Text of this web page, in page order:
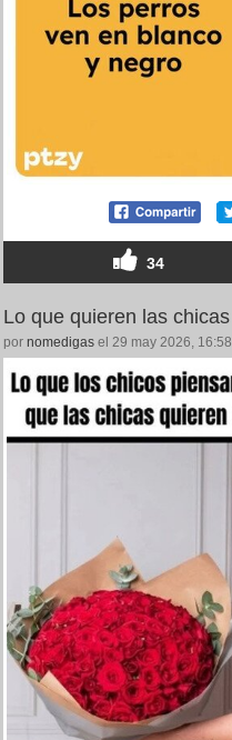
34
Lo que quieren las chicas
por nomedigas el 29 may 2026, 16:58